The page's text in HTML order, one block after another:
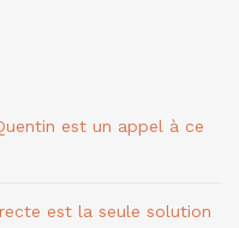
est un appel à ce
est la seule solution